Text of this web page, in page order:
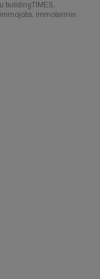
buildingTIMES,
immotermin